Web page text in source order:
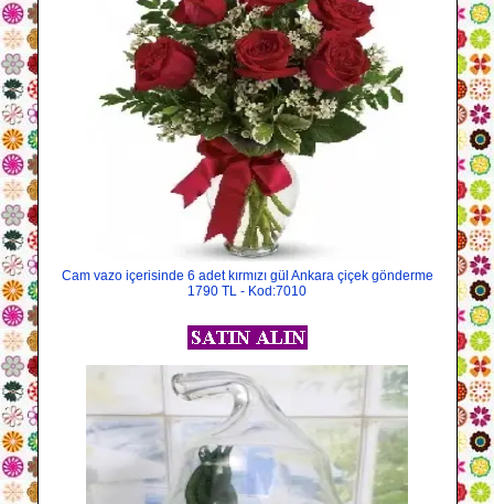
Cam vazo içerisinde 6 adet kırmızı gül Ankara çiçek gönderme
1790 TL - Kod:7010